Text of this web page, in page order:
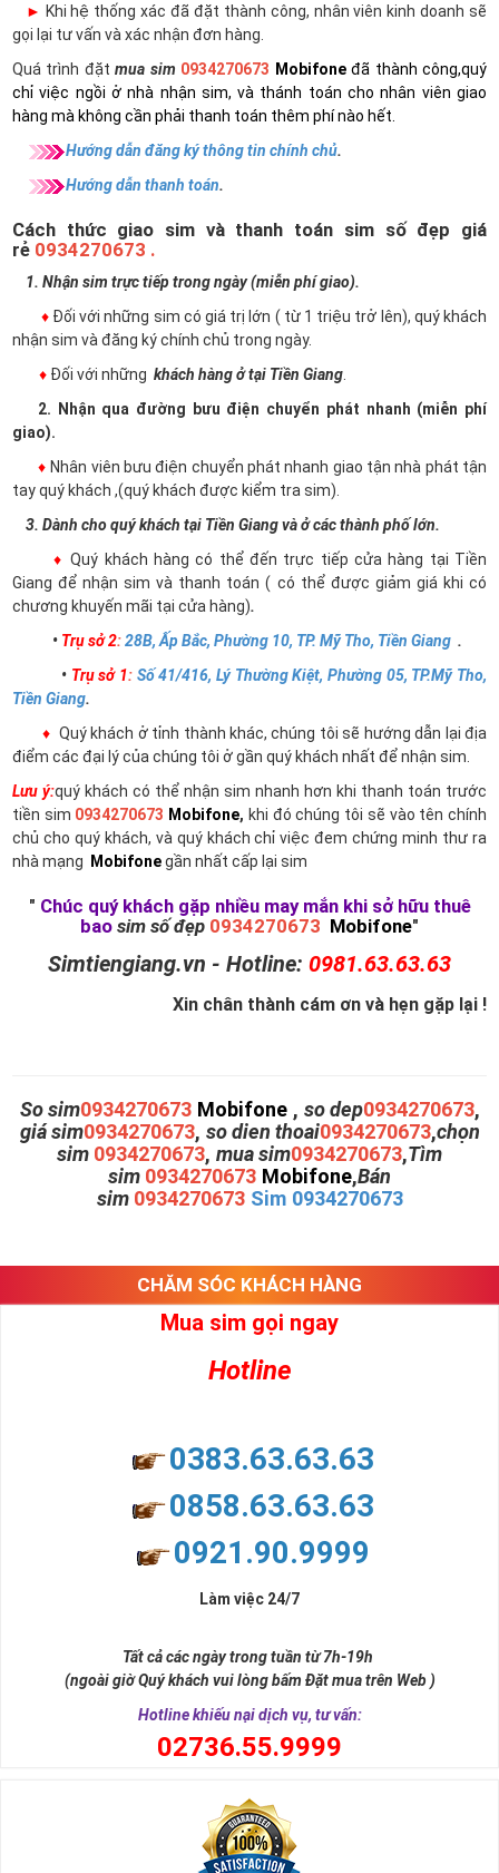
► Khi hệ thống xác đã đặt thành công, nhân viên kinh doanh sẽ
gọi lại tư vấn và xác nhận đơn hàng.
Quá trình đặtmua sim 0934270673 Mobifoneđã thành công,quý
chỉ việc ngồi ở nhà nhận sim, và thánh toán cho nhân viên giao
hàng mà không cần phải thanh toán thêm phí nào hết.
Hướng dẫn đăng ký thông tin chính chủ.
Hướng dẫn thanh toán.
Cách thức giao sim và thanh toán sim số đẹp giá
rẻ 0934270673 .
1. Nhận sim trực tiếp trong ngày (miễn phí giao).
♦ Đối với những sim có giá trị lớn ( từ 1 triệu trở lên), quý khách
nhận sim và đăng ký chính chủ trong ngày.
♦ Đối với những khách hàng ở tại Tiền Giang
2. Nhận qua đường bưu điện chuyển phát nhanh (miễn phí
giao).
♦ Nhân viên bưu điện chuyển phát nhanh giao tận nhà phát tận
tay quý khách ,(quý khách được kiểm tra sim).
3. Dành cho quý khách tại Tiền Giang và ở các thành phố lớn.
♦ Quý khách hàng có thể đến trực tiếp cửa hàng tại Tiền
Giang để nhận sim và thanh toán ( có thể được giảm giá khi có
chương khuyến mãi tại cửa hàng).
• Trụ sở 2:28B, Ấp Bắc, Phường 10, TP. Mỹ Tho, Tiền Giang .
• Trụ sở 1: Số 41/416, Lý Thường Kiệt, Phường 05, TP.Mỹ Tho,
Tiền Giang.
♦ Quý khách ở tỉnh thành khác, chúng tôi sẽ hướng dẫn lại địa
điểm các đại lý của chúng tôi ở gần quý khách nhất để nhận sim.
Lưu ý:quý khách có thể nhận sim nhanh hơn khi thanh toán trước
tiền sim 0934270673 Mobifone, khi đó chúng tôi sẽ vào tên chính
chủ cho quý khách, và quý khách chỉ việc đem chứng minh thư ra
nhà mạng
Mobifonegần nhất cấp lại sim
" Chúc quý khách gặp nhiều may mắn khi sở hữu thuê
bao sim số đẹp 0934270673 Mobifone"
Simtiengiang.vn - Hotline: 0981.63.63.63
Xin chân thành cám ơn và hẹn gặp lại !
So sim0934270673 Mobifone , so dep0934270673,
giá sim0934270673, so dien thoai0934270673,chọn
sim 0934270673, mua sim0934270673,Tìm
sim 0934270673 Mobifone,Bán
sim 0934270673 Sim 0934270673
CHĂM SÓC KHÁCH HÀNG
Mua sim gọi ngay
Hotline
0383.63.63.63
0858.63.63.63
0921.90.9999
Làm việc 24/7
Tất cả các ngày trong tuần từ 7h-19h
(ngoài giờ Quý khách vui lòng bấm Đặt mua trên Web )
Hotline khiếu nại dịch vụ, tư vấn:
02736.55.9999